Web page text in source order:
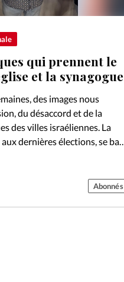
qui prennent le
et la synagogue
des images nous
du désaccord et de la
des villes israéliennes. La
dernières élections, se bat
Abonnés